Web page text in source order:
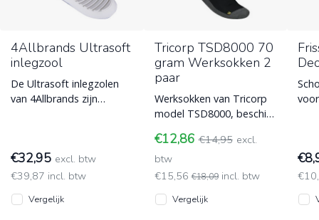
4Allbrands Ultrasoft
inlegzool
De Ultrasoft inlegzolen
van 4Allbrands zijn
€32,95 excl. btw
€39,87 incl. btw
Vergelijk
Tricorp TSD8000 70
gram Werksokken 2
paar
Werksokken van Tricorp
model TSD8000, beschikt
en permanente anti-
bacteriël
€12,86€14,95 excl.
btw
€15,56€18,09incl. btw
Vergelijk